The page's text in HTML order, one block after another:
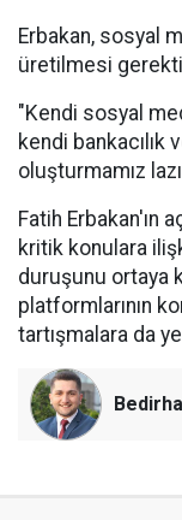
Erbakan, sosyal
üretilmesi
"Kendi sosyal
kendi
oluşturmamız
Fatih Erbakan'ın
kritik konulara
duruşunu ortaya
platformlarının
tartışmalara da